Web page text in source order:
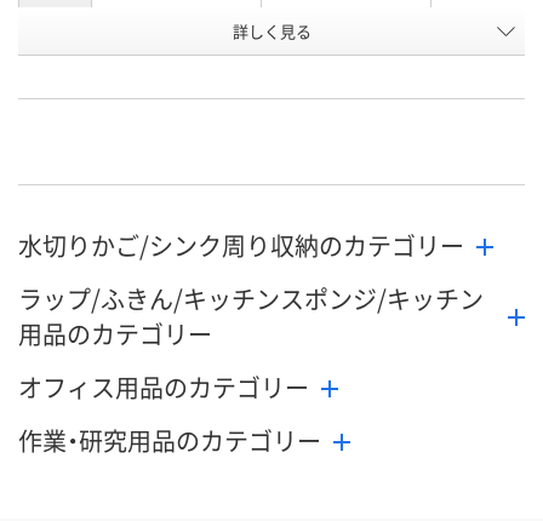
RU60163 RU60166
カゴへ カゴへ
詳しく見る
水切りかご/シンク周り収納のカテゴリー
ラップ/ふきん/キッチンスポンジ/キッチン
用品のカテゴリー
オフィス用品のカテゴリー
作業・研究用品のカテゴリー